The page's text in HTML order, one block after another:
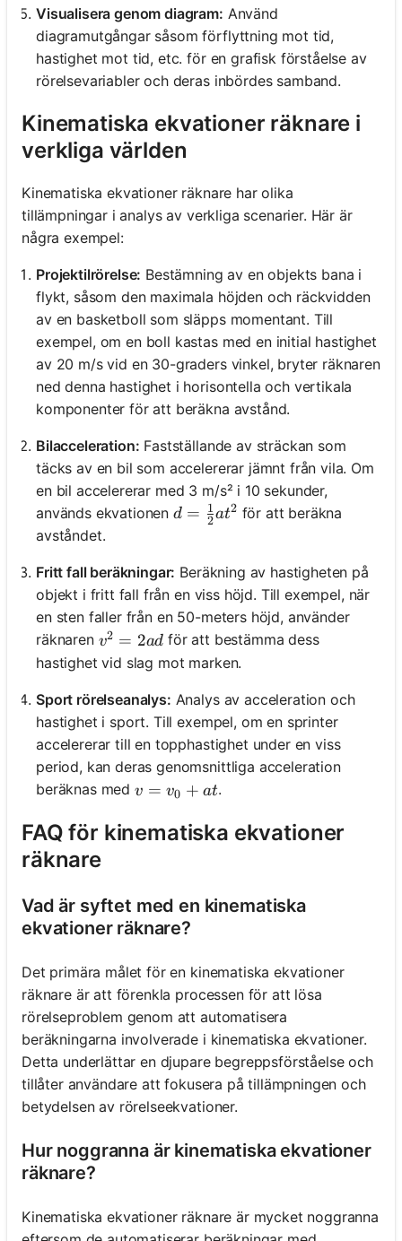
Visualisera genom diagram: Använd
diagramutgångar såsom förflyttning mot tid,
hastighet mot tid, etc. för en grafisk förståelse av
rörelsevariabler och deras inbördes samband.
Kinematiska ekvationer räknare i
verkliga världen
Kinematiska ekvationer räknare har olika
tillämpningar i analys av verkliga scenarier. Här är
några exempel:
Projektilrörelse: Bestämning av en objekts bana i
flykt, såsom den maximala höjden och räckvidden
av en basketboll som släpps momentant. Till
exempel, om en boll kastas med en initial hastighet
av 20 m/s vid en 30-graders vinkel, bryter räknaren
ned denna hastighet i horisontella och vertikala
komponenter för att beräkna avstånd.
Bilacceleration: Fastställande av sträckan som
täcks av en bil som accelererar jämnt från vila. Om
en bil accelererar med 3 m/s² i 10 sekunder,
används ekvationen d = \frac{1}{2}at^2
d = 2
1at2 för att beräkna
avståndet.
Fritt fall beräkningar: Beräkning av hastigheten på
objekt i fritt fall från en viss höjd. Till exempel, när
en sten faller från en 50-meters höjd, använder
räknaren v^2 = 2ad
v2 = 2ad för att bestämma dess
hastighet vid slag mot marken.
Sport rörelseanalys: Analys av acceleration och
hastighet i sport. Till exempel, om en sprinter
accelererar till en topphastighet under en viss
period, kan deras genomsnittliga acceleration
beräknas med v = v_0 + at
v = v0 + at.
FAQ för kinematiska ekvationer
räknare
Vad är syftet med en kinematiska
ekvationer räknare?
Det primära målet för en kinematiska ekvationer
räknare är att förenkla processen för att lösa
rörelseproblem genom att automatisera
beräkningarna involverade i kinematiska ekvationer.
Detta underlättar en djupare begreppsförståelse och
tillåter användare att fokusera på tillämpningen och
betydelsen av rörelseekvationer.
Hur noggranna är kinematiska ekvationer
räknare?
Kinematiska ekvationer räknare är mycket noggranna